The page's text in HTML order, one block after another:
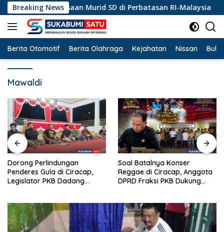
Langsung
ke
konten
Breaking News
Kebangsaan Murid SD di Perbatasan RI-Malaysia
Berita Otomotif Berita Olahraga Kejahatan Nissan
Mawaldi
Dorong Perlindungan
Penderes Gula di Ciracap,
Legislator PKB Dadang
Ketenagakerjaan
Soal Batalnya Konser
Reggae di Ciracap, Anggota
DPRD Fraksi PKB Dukung